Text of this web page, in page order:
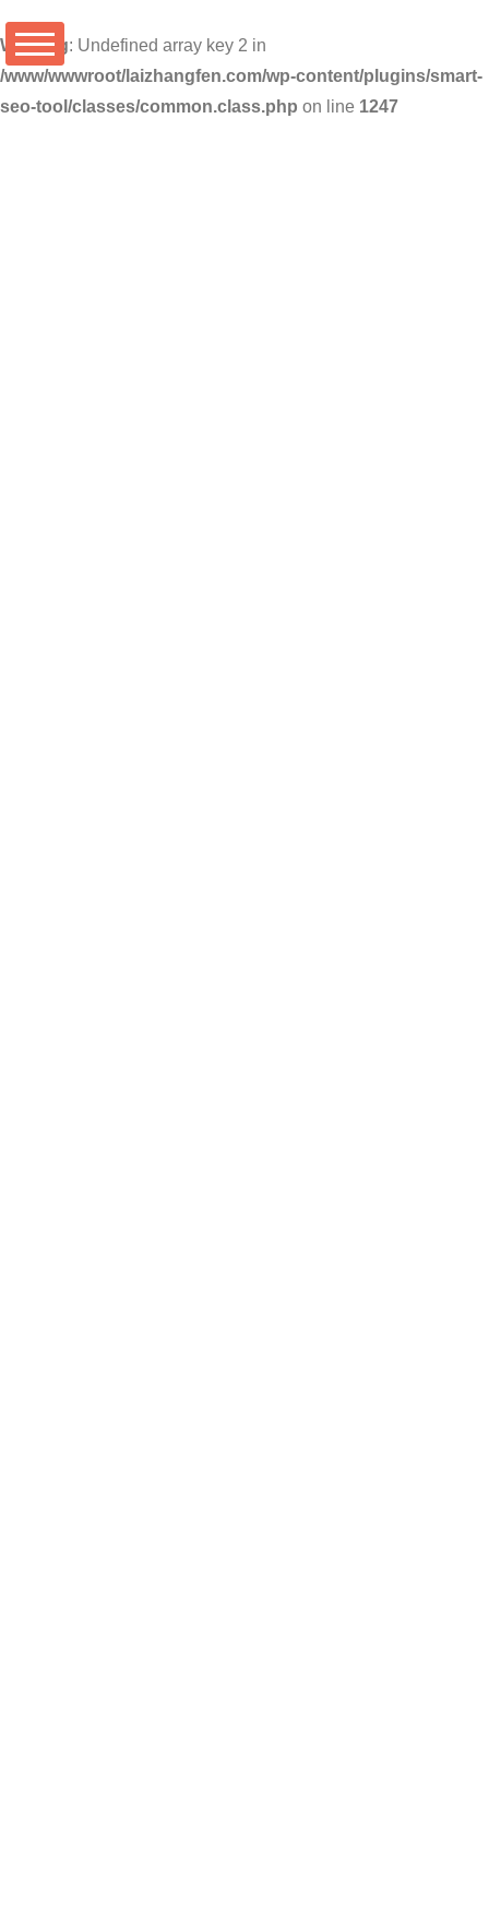
Warning: Undefined array key 2 in
/www/wwwroot/laizhangfen.com/wp-content/plugins/smart-
seo-tool/classes/common.class.php on line 1247